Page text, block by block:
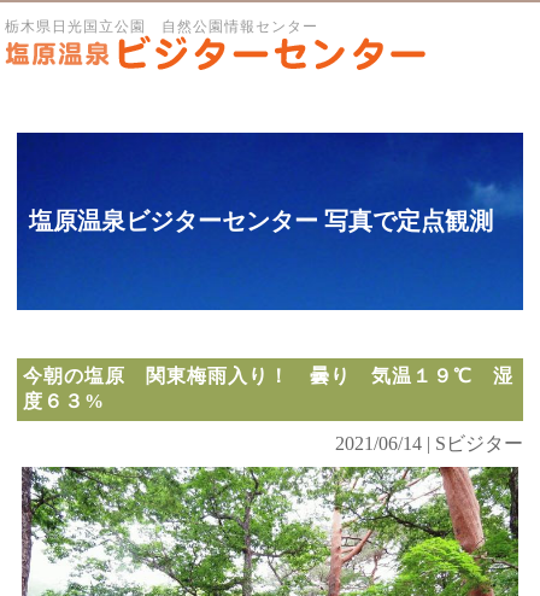
栃木県日光国立公園 自然公園情報センター
塩原温泉ビジターセンター 写真で定点観測
今朝の塩原 関東梅雨入り！ 曇り 気温１９℃ 湿
度６３%
2021/06/14 | Sビジター